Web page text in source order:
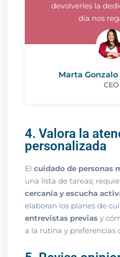
devolverles la
día nos
Marta
CEO
4. Valora la
personalizada
El cuidado de personas
una lista de tareas;
cercanía y escucha
elaboran los planes de
entrevistas previas y
a la rutina y preferencias